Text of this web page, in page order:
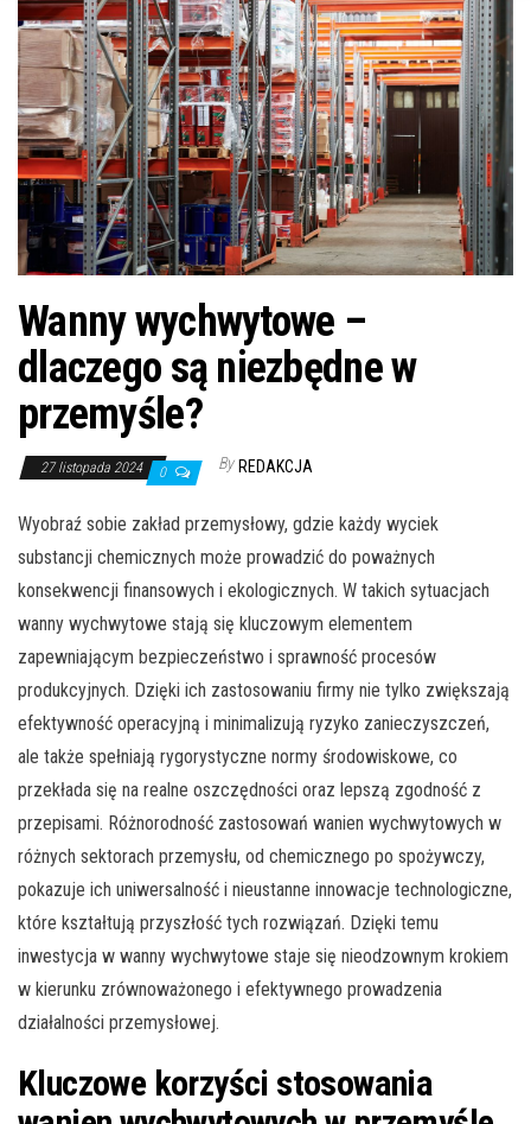
Wanny wychwytowe –
dlaczego są niezbędne w
przemyśle?
27 listopada 2024 0 By REDAKCJA
Wyobraź sobie zakład przemysłowy, gdzie każdy wyciek
substancji chemicznych może prowadzić do poważnych
konsekwencji finansowych i ekologicznych. W takich sytuacjach
wanny wychwytowe stają się kluczowym elementem
zapewniającym bezpieczeństwo i sprawność procesów
produkcyjnych. Dzięki ich zastosowaniu firmy nie tylko zwiększają
efektywność operacyjną i minimalizują ryzyko zanieczyszczeń,
ale także spełniają rygorystyczne normy środowiskowe, co
przekłada się na realne oszczędności oraz lepszą zgodność z
przepisami. Różnorodność zastosowań wanien wychwytowych w
różnych sektorach przemysłu, od chemicznego po spożywczy,
pokazuje ich uniwersalność i nieustanne innowacje technologiczne,
które kształtują przyszłość tych rozwiązań. Dzięki temu
inwestycja w wanny wychwytowe staje się nieodzownym krokiem
w kierunku zrównoważonego i efektywnego prowadzenia
działalności przemysłowej.
Kluczowe korzyści stosowania